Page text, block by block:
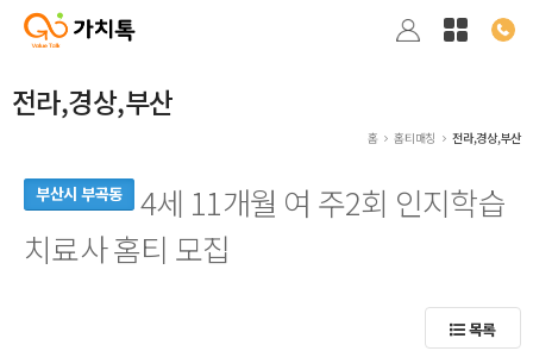
전라,경상,부산
홈 홈티매칭 전라,경상,부산
부산시 부곡동
4세 11개월 여 주2회 인지학습
치료사 홈티 모집
목록